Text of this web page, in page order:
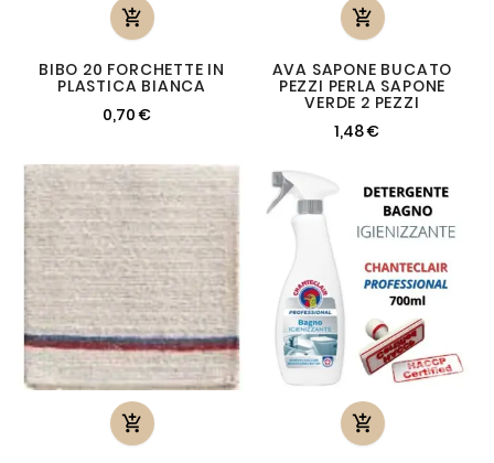

BIBO 20 FORCHETTE IN
PLASTICA BIANCA
0,70 €

AVA SAPONE BUCATO
PEZZI PERLA SAPONE
VERDE 2 PEZZI
1,48 €
 